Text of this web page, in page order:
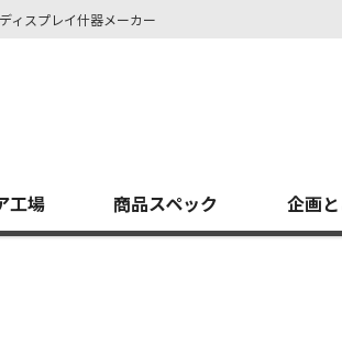
ィスプレイ什器メーカー
工場 商品スペック 企画